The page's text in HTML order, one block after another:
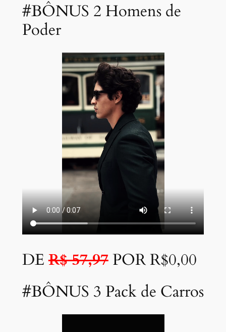
#BÔNUS 2 Homens de
Poder
DE R$ 57,97POR R$0,00
#BÔNUS 3 Pack de Carros